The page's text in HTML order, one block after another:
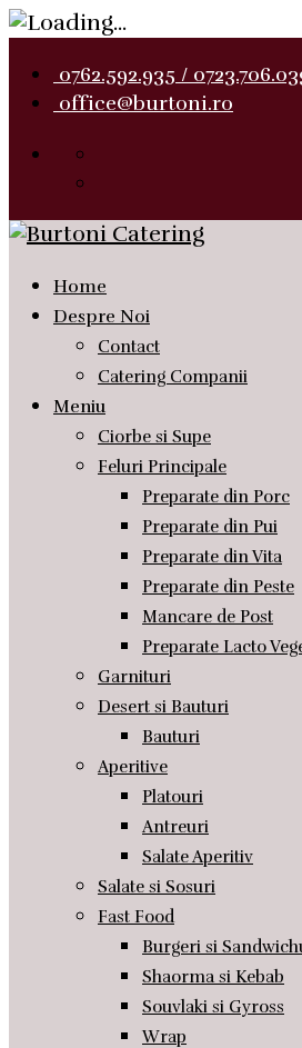
0762.592.935 /
office@burtoni.ro
Home
Despre Noi
Contact
Catering Companii
Meniu
Ciorbe si Supe
Feluri Principale
Preparate din Porc
Preparate din Pui
Preparate din Vita
Preparate din Peste
Mancare de Post
Preparate Lacto
Garnituri
Desert si Bauturi
Bauturi
Aperitive
Platouri
Antreuri
Salate Aperitiv
Salate si Sosuri
Fast Food
Burgeri si
Shaorma si Kebab
Souvlaki si Gyross
Wrap